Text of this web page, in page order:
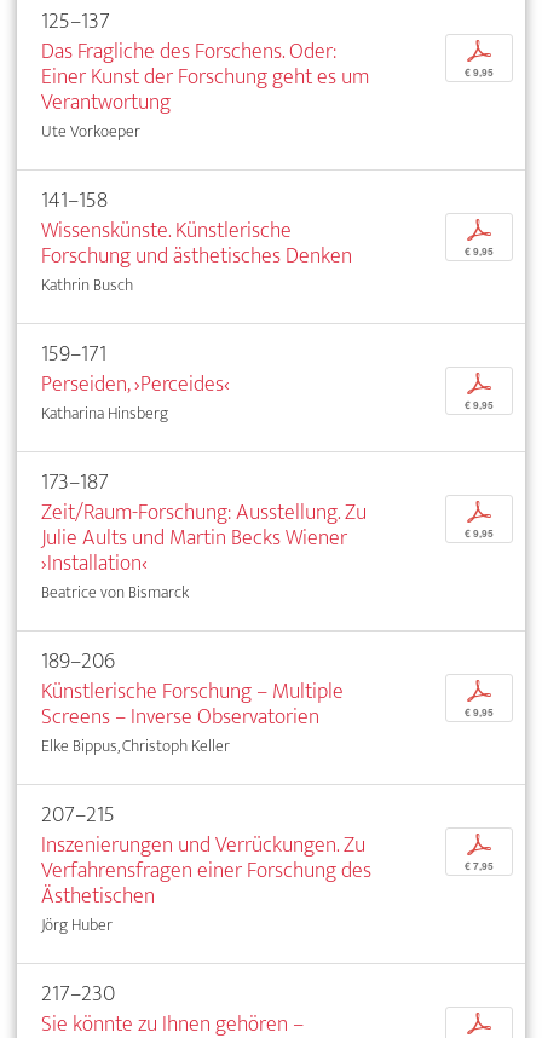
125–137
Das Fragliche des Forschens. Oder:
Einer Kunst der Forschung geht es um
Verantwortung
Ute Vorkoeper
p
€ 9,95
141–158
Wissenskünste. Künstlerische
Forschung und ästhetisches Denken
Kathrin Busch
p
€ 9,95
159–171
Perseiden, ›Perceides‹
Katharina Hinsberg
p
€ 9,95
173–187
Zeit/Raum-Forschung: Ausstellung. Zu
Julie Aults und Martin Becks Wiener
›Installation‹
Beatrice von Bismarck
p
€ 9,95
189–206
Künstlerische Forschung – Multiple
Screens – Inverse Observatorien
Elke Bippus, Christoph Keller
p
€ 9,95
207–215
Inszenierungen und Verrückungen. Zu
Verfahrensfragen einer Forschung des
Ästhetischen
Jörg Huber
p
€ 7,95
217–230
Sie könnte zu Ihnen gehören –
p